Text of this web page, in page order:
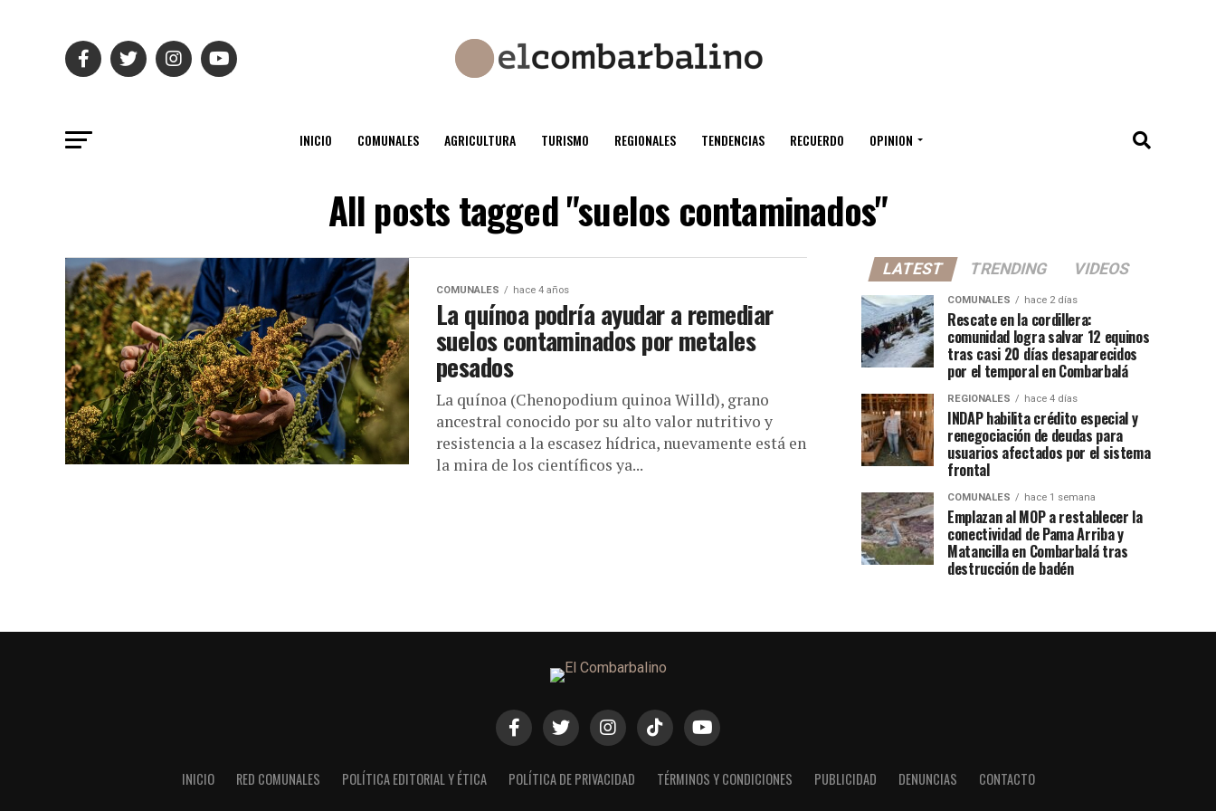
INICIO COMUNALES AGRICULTURA TURISMO REGIONALES TENDENCIAS RECUERDO OPINION
All posts tagged "suelos contaminados"
COMUNALES hace 4 años
La quínoa podría ayudar a remediar
suelos contaminados por metales
pesados
La quínoa (Chenopodium quinoa Willd), grano
ancestral conocido por su alto valor nutritivo y
resistencia a la escasez hídrica, nuevamente está en
la mira de los científicos ya...
LATEST TRENDING VIDEOS
COMUNALES hace 2 días
Rescate en la cordillera:
comunidad logra salvar 12 equinos
tras casi 20 días desaparecidos
por el temporal en Combarbalá
REGIONALES hace 4 días
INDAP habilita crédito especial y
renegociación de deudas para
usuarios afectados por el sistema
frontal
COMUNALES hace 1 semana
Emplazan al MOP a restablecer la
conectividad de Pama Arriba y
Matancilla en Combarbalá tras
destrucción de badén
INICIO RED COMUNALES POLÍTICA EDITORIAL Y ÉTICA POLÍTICA DE PRIVACIDAD TÉRMINOS Y CONDICIONES PUBLICIDAD DENUNCIAS CONTACTO